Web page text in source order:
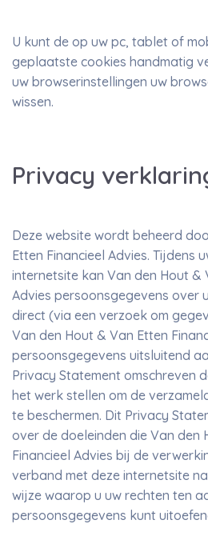
U kunt de op uw pc, tablet of
geplaatste cookies handmatig
uw browserinstellingen uw
wissen.
Privacy
Deze website wordt beheerd
Etten Financieel Advies. Tijdens
internetsite kan Van den Hout &
Advies persoonsgegevens over
direct (via een verzoek om
Van den Hout & Van Etten
persoonsgegevens uitsluitend
Privacy Statement omschreven
het werk stellen om de
te beschermen. Dit Privacy
over de doeleinden die Van den
Financieel Advies bij de
verband met deze internetsite
wijze waarop u uw rechten ten
persoonsgegevens kunt